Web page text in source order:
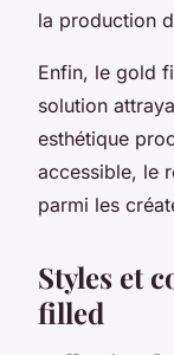
la production
Enfin, le gold
solution
esthétique
accessible, le
parmi les
Styles et
filled